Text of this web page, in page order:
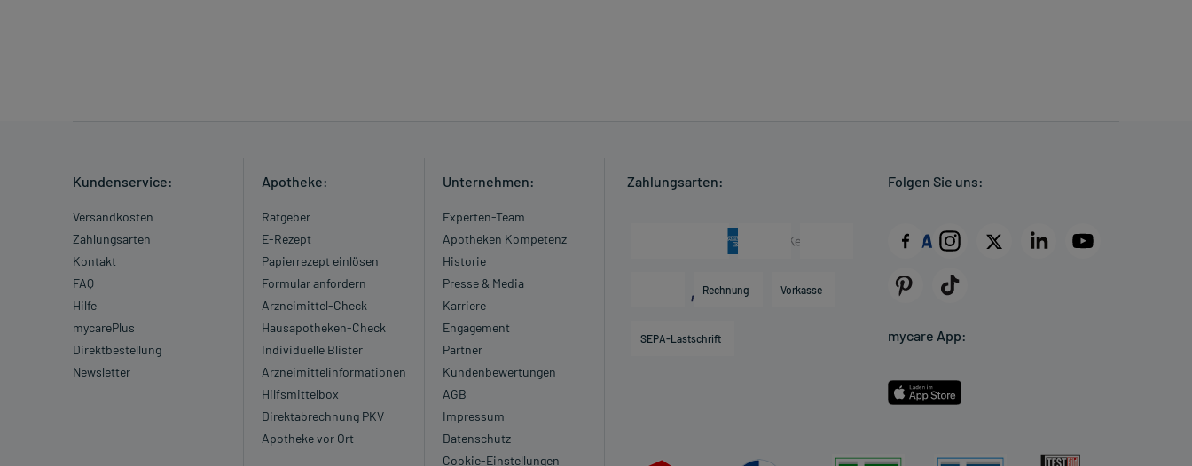
Kundenservice:
Versandkosten
Zahlungsarten
Kontakt
FAQ
Hilfe
mycarePlus
Direktbestellung
Newsletter
Apotheke:
Ratgeber
E-Rezept
Papierrezept einlösen
Formular anfordern
Arzneimittel-Check
Hausapotheken-Check
Individuelle Blister
Arzneimittelinformationen
Hilfsmittelbox
Direktabrechnung PKV
Apotheke vor Ort
Unternehmen:
Experten-Team
Apotheken Kompetenz
Historie
Presse & Media
Karriere
Engagement
Partner
Kundenbewertungen
AGB
Impressum
Datenschutz
Cookie-Einstellungen
Zahlungsarten:
Rechnung Vorkasse
SEPA-Lastschrift
Folgen Sie uns:
mycare App: